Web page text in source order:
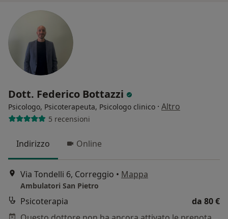
Dott. Federico Bottazzi
Psicologo, Psicoterapeuta, Psicologo clinico · Altro
5 recensioni
Indirizzo Online
Via Tondelli 6, Correggio • Mappa
Ambulatori San Pietro
Psicoterapia
da 80 €